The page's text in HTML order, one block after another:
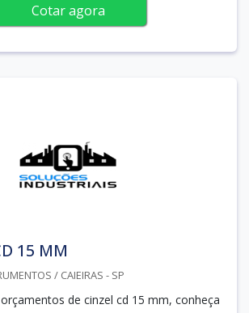
Cotar agora
15 MM
/ CAIEIRAS - SP
de cinzel cd 15 mm, conheça